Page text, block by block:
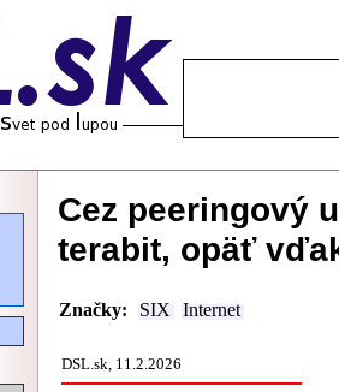
Cez peeringový
terabit, opäť
Značky: SIX Internet
DSL.sk, 11.2.2026